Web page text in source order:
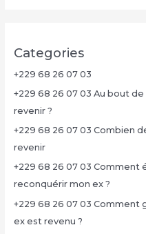
Categories
+229 68 26 07 03
+229 68 26 07 03 Au bout
revenir ?
+229 68 26 07 03 Combien
revenir
+229 68 26 07 03 Comment
reconquérir mon ex ?
+229 68 26 07 03 Comment
ex est revenu ?